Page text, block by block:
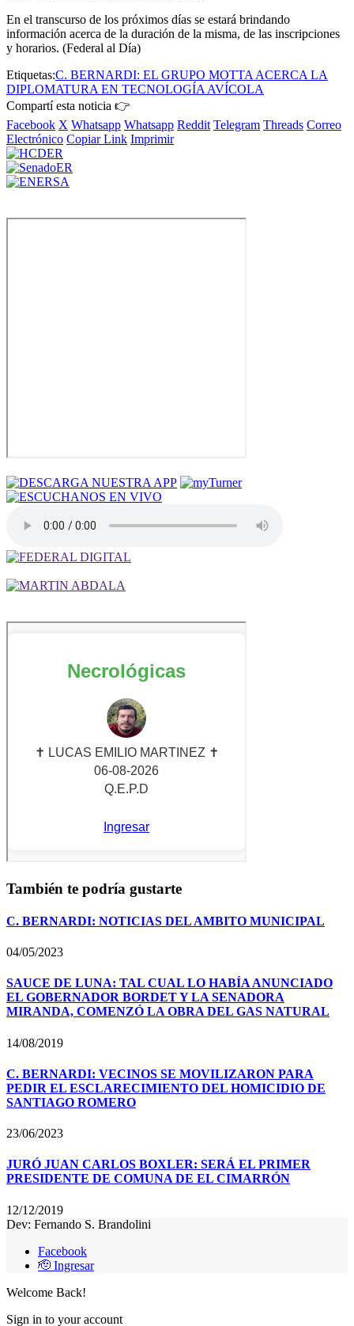
En el transcurso de los próximos días se estará brindando
información acerca de la duración de la misma, de las inscripciones
y horarios. (Federal al Día)
Etiquetas:C. BERNARDI: EL GRUPO MOTTA ACERCA LA
DIPLOMATURA EN TECNOLOGÍA AVÍCOLA
Compartí esta noticia 👉
Facebook X Whatsapp Whatsapp Reddit Telegram Threads Correo
Electrónico Copiar Link Imprimir
También te podría gustarte
C. BERNARDI: NOTICIAS DEL AMBITO MUNICIPAL
04/05/2023
SAUCE DE LUNA: TAL CUAL LO HABÍA ANUNCIADO
EL GOBERNADOR BORDET Y LA SENADORA
MIRANDA, COMENZÓ LA OBRA DEL GAS NATURAL
14/08/2019
C. BERNARDI: VECINOS SE MOVILIZARON PARA
PEDIR EL ESCLARECIMIENTO DEL HOMICIDIO DE
SANTIAGO ROMERO
23/06/2023
JURÓ JUAN CARLOS BOXLER: SERÁ EL PRIMER
PRESIDENTE DE COMUNA DE EL CIMARRÓN
12/12/2019
Dev: Fernando S. Brandolini
Facebook
🫡 Ingresar
Welcome Back!
Sign in to your account